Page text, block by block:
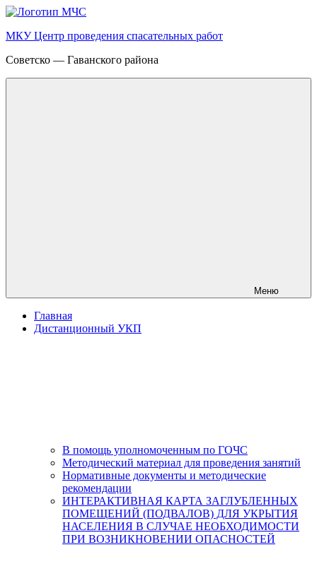
Перейти
содержимому
МКУ Центр проведения спасательных работ
Советско — Гаванского района
Меню
Главная
Дистанционный УКП
В помощь уполномоченным по ГОЧС
Методический материал для проведения занятий
Нормативные документы и методические
рекомендации
ИНТЕРАКТИВНАЯ КАРТА ЗАГЛУБЛЕННЫХ
ПОМЕЩЕНИЙ (ПОДВАЛОВ) ДЛЯ УКРЫТИЯ
НАСЕЛЕНИЯ В СЛУЧАЕ НЕОБХОДИМОСТИ
ПРИ ВОЗНИКНОВЕНИИ ОПАСНОСТЕЙ